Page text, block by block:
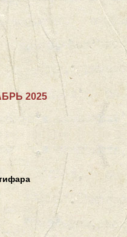
2025